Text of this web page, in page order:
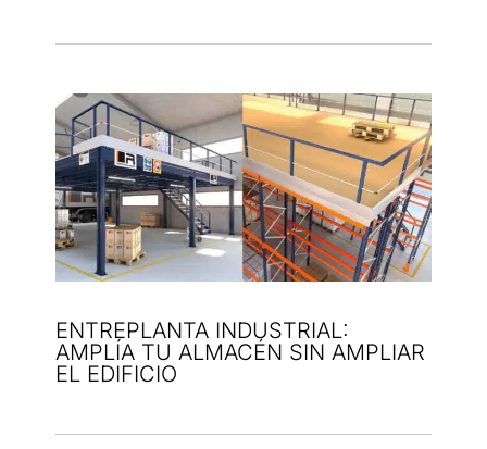
ENTREPLANTA INDUSTRIAL:
AMPLÍA TU ALMACÉN SIN AMPLIAR
EL EDIFICIO